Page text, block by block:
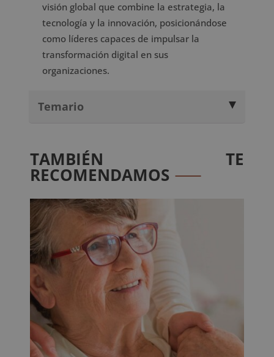
visión global que combine la estrategia, la
tecnología y la innovación, posicionándose
como líderes capaces de impulsar la
transformación digital en sus
organizaciones.
Temario
TAMBIÉN TE
RECOMENDAMOS